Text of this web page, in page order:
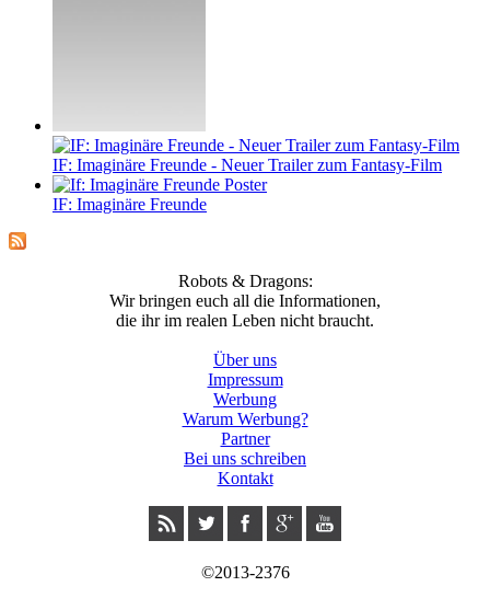
IF: Imaginäre Freunde - Neuer Trailer zum Fantasy-Film
IF: Imaginäre Freunde
Robots & Dragons:
Wir bringen euch all die Informationen,
die ihr im realen Leben nicht braucht.
Über uns
Impressum
Werbung
Warum Werbung?
Partner
Bei uns schreiben
Kontakt
©2013-2376